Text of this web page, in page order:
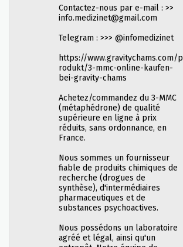
Contactez-nous par e-mail : >>
info.medizinet@gmail.com
Telegram : >>> @infomedizinet
https://www.gravitychams.com/p
rodukt/3-mmc-online-kaufen-
bei-gravity-chams
Achetez/commandez du 3-MMC
(métaphédrone) de qualité
supérieure en ligne à prix
réduits, sans ordonnance, en
France.
Nous sommes un fournisseur
fiable de produits chimiques de
recherche (drogues de
synthèse), d'intermédiaires
pharmaceutiques et de
substances psychoactives.
Nous possédons un laboratoire
agréé et légal, ainsi qu'un